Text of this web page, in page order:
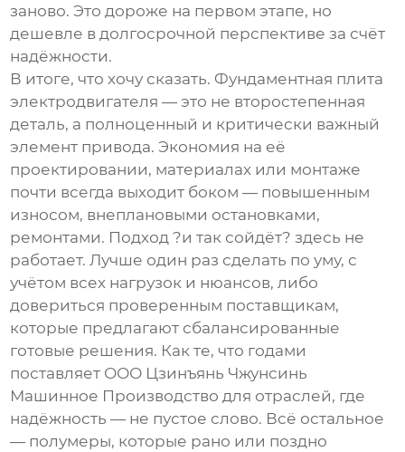
заново. Это дороже на первом этапе, но
дешевле в долгосрочной перспективе за счёт
надёжности.
В итоге, что хочу сказать. Фундаментная плита
электродвигателя — это не второстепенная
деталь, а полноценный и критически важный
элемент привода. Экономия на её
проектировании, материалах или монтаже
почти всегда выходит боком — повышенным
износом, внеплановыми остановками,
ремонтами. Подход ?и так сойдёт? здесь не
работает. Лучше один раз сделать по уму, с
учётом всех нагрузок и нюансов, либо
довериться проверенным поставщикам,
которые предлагают сбалансированные
готовые решения. Как те, что годами
поставляет ООО Цзинъянь Чжунсинь
Машинное Производство для отраслей, где
надёжность — не пустое слово. Всё остальное
— полумеры, которые рано или поздно